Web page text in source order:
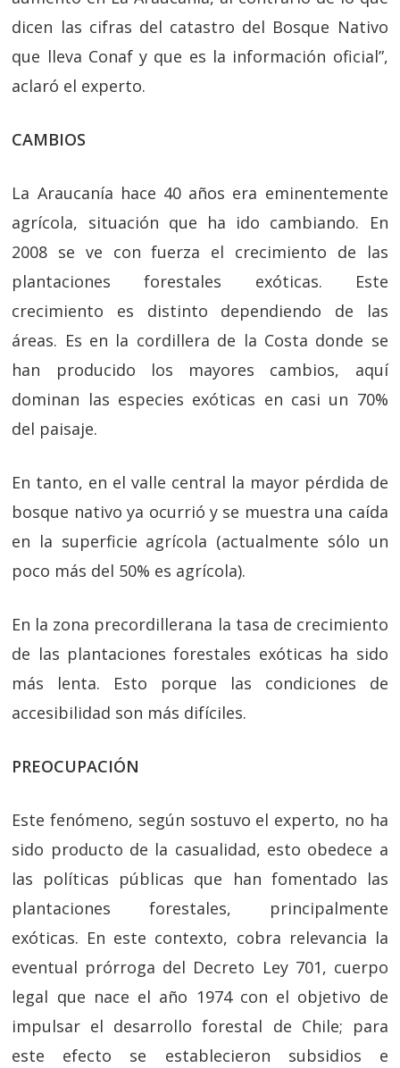
dicen las cifras del catastro del Bosque Nativo
que lleva Conaf y que es la información oficial”,
aclaró el experto.
CAMBIOS
La Araucanía hace 40 años era eminentemente
agrícola, situación que ha ido cambiando. En
2008 se ve con fuerza el crecimiento de las
plantaciones forestales exóticas. Este
crecimiento es distinto dependiendo de las
áreas. Es en la cordillera de la Costa donde se
han producido los mayores cambios, aquí
dominan las especies exóticas en casi un 70%
del paisaje.
En tanto, en el valle central la mayor pérdida de
bosque nativo ya ocurrió y se muestra una caída
en la superficie agrícola (actualmente sólo un
poco más del 50% es agrícola).
En la zona precordillerana la tasa de crecimiento
de las plantaciones forestales exóticas ha sido
más lenta. Esto porque las condiciones de
accesibilidad son más difíciles.
PREOCUPACIÓN
Este fenómeno, según sostuvo el experto, no ha
sido producto de la casualidad, esto obedece a
las políticas públicas que han fomentado las
plantaciones forestales, principalmente
exóticas. En este contexto, cobra relevancia la
eventual prórroga del Decreto Ley 701, cuerpo
legal que nace el año 1974 con el objetivo de
impulsar el desarrollo forestal de Chile; para
este efecto se establecieron subsidios e